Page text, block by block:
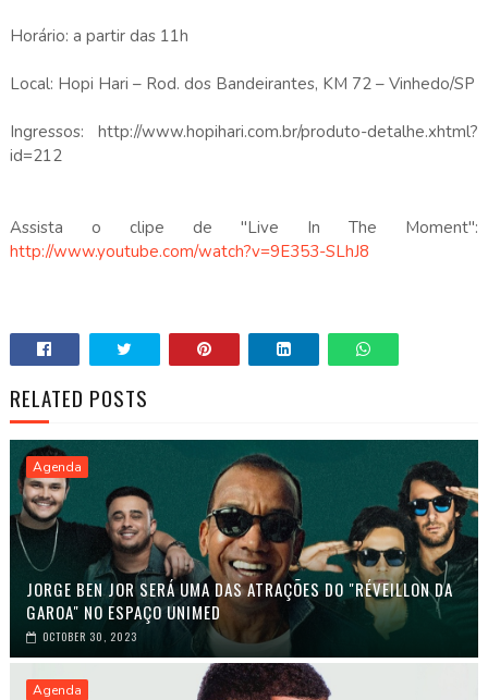
Horário: a partir das 11h
Local: Hopi Hari – Rod. dos Bandeirantes, KM 72 – Vinhedo/SP
Ingressos: http://www.hopihari.com.br/produto-detalhe.xhtml?
id=212
Assista o clipe de "Live In The Moment":
http://www.youtube.com/watch?v=9E353-SLhJ8
RELATED POSTS
Agenda
JORGE BEN JOR SERÁ UMA DAS ATRAÇÕES DO "RÉVEILLON DA
GAROA" NO ESPAÇO UNIMED
OCTOBER 30, 2023
Agenda